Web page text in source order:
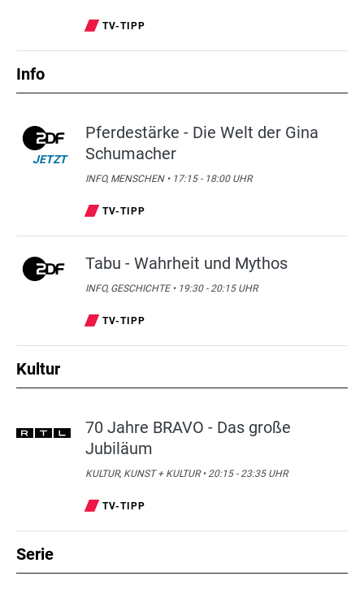
TV-TIPP
Info
JETZT
Pferdestärke - Die Welt der Gina
Schumacher
INFO, MENSCHEN • 17:15 - 18:00 UHR
TV-TIPP
Tabu - Wahrheit und Mythos
INFO, GESCHICHTE • 19:30 - 20:15 UHR
TV-TIPP
Kultur
70 Jahre BRAVO - Das große
Jubiläum
KULTUR, KUNST + KULTUR • 20:15 - 23:35 UHR
TV-TIPP
Serie